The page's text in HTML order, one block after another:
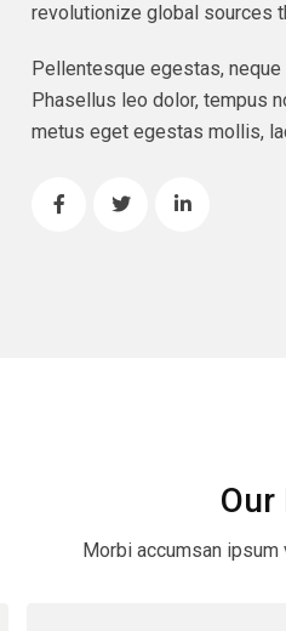
revolutionize global sources
Pellentesque egestas,
Phasellus leo dolor, tempus
metus eget egestas mollis,
Our
Morbi accumsan